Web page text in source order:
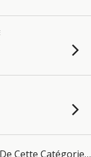
Cette Catégorie…